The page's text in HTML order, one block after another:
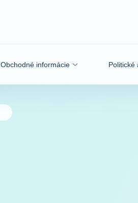
Obchodné informácie Politické